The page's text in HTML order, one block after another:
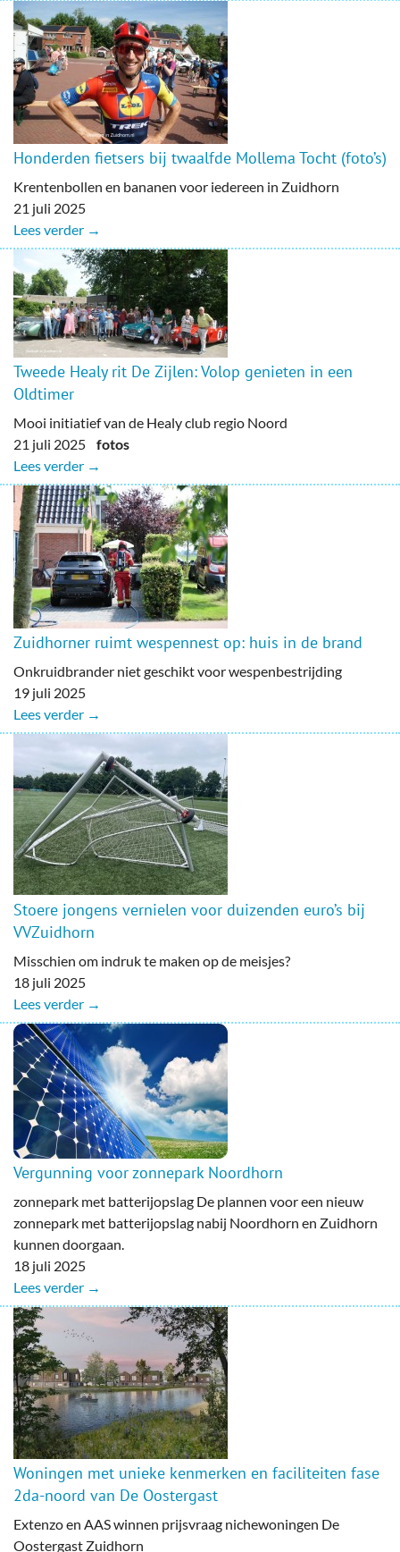
Honderden fietsers bij twaalfde Mollema Tocht (foto’s)
Krentenbollen en bananen voor iedereen in Zuidhorn
21 juli 2025
Lees verder →
Tweede Healy rit De Zijlen: Volop genieten in een
Oldtimer
Mooi initiatief van de Healy club regio Noord
21 juli 2025 fotos
Lees verder →
Zuidhorner ruimt wespennest op: huis in de brand
Onkruidbrander niet geschikt voor wespenbestrijding
19 juli 2025
Lees verder →
Stoere jongens vernielen voor duizenden euro’s bij
VVZuidhorn
Misschien om indruk te maken op de meisjes?
18 juli 2025
Lees verder →
Vergunning voor zonnepark Noordhorn
zonnepark met batterijopslag De plannen voor een nieuw
zonnepark met batterijopslag nabij Noordhorn en Zuidhorn
kunnen doorgaan.
18 juli 2025
Lees verder →
Woningen met unieke kenmerken en faciliteiten fase
2da-noord van De Oostergast
Extenzo en AAS winnen prijsvraag nichewoningen De
Oostergast Zuidhorn